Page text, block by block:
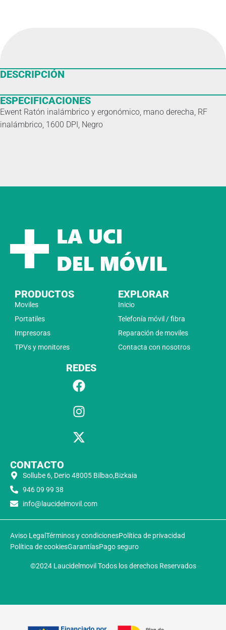
DESCRIPCIÓN
ESPECIFICACIONES
Ewent Ratón inalámbrico y ergonómico, mano derecha, RF
inalámbrico, 1600 DPI, Negro
PRODUCTOS
Moviles
Portatiles
Impresoras
TPVs y monitores
EXPLORAR
Inicio
Telefonía móvil / fibra
Reparación de moviles
Contacta con nosotros
REDES
CONTACTO
Sollube 6, Derio 48005 Bilbao,Bizkaia
946 09 99 38
info@laucidelmovil.com
Aviso Legal Términos y condicionesPolítica de privacidad
Política de cookiesGarantíasPago seguro
©2024 Laucidelmovil Todos los derechos Reservados